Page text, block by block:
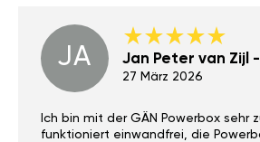
JA Jan Peter van Zijl
27 März 2026
Ich bin mit der GÄN Powerbox sehr
funktioniert einwandfrei, die